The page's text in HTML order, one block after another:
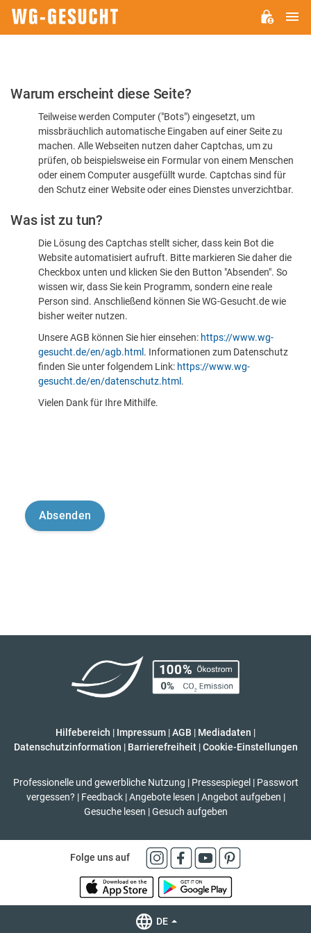
Bitte
dass
sind
Warum erscheint diese Seite?
Teilweise werden Computer ("Bots") eingesetzt, um
missbräuchlich automatische Eingaben auf einer Seite zu
machen. Alle Webseiten nutzen daher Captchas, um zu
prüfen, ob beispielsweise ein Formular von einem Menschen
oder einem Computer ausgefüllt wurde. Captchas sind für
den Schutz einer Website oder eines Dienstes unverzichtbar.
Was ist zu tun?
Die Lösung des Captchas stellt sicher, dass kein Bot die
Website automatisiert aufruft. Bitte markieren Sie daher die
Checkbox unten und klicken Sie den Button "Absenden". So
wissen wir, dass Sie kein Programm, sondern eine reale
Person sind. Anschließend können Sie WG-Gesucht.de wie
bisher weiter nutzen.
Unsere AGB können Sie hier einsehen: https://www.wg-
gesucht.de/en/agb.html . Informationen zum Datenschutz
finden Sie unter folgendem Link: https://www.wg-
gesucht.de/en/datenschutz.html .
Vielen Dank für Ihre Mithilfe.
Hilfebereich | Impressum |AGB | Mediadaten |
Datenschutzinformation | Barrierefreiheit | Cookie-Einstellungen
Professionelle und gewerbliche Nutzung | Pressespiegel | Passwort
vergessen? | Feedback | Angebote lesen | Angebot aufgeben |
Gesuche lesen | Gesuch aufgeben
Folge uns auf
DE